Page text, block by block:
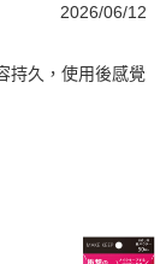
2026/06/12
持久，使用後感覺